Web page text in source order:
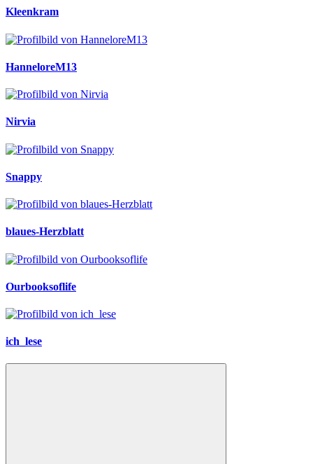
Kleenkram
HanneloreM13
Nirvia
Snappy
blaues-Herzblatt
Ourbooksoflife
ich_lese